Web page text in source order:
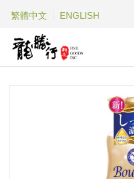
繁體中文 ENGLISH